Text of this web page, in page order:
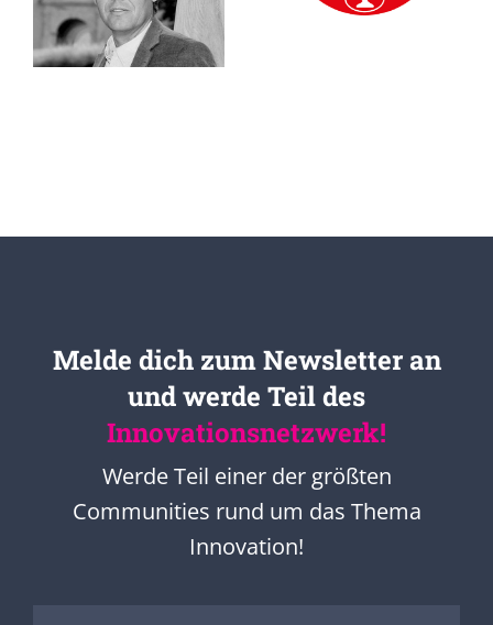
Melde dich zum Newsletter an
und werde Teil des
Innovationsnetzwerk!
Werde Teil einer der größten
Communities rund um das Thema
Innovation!